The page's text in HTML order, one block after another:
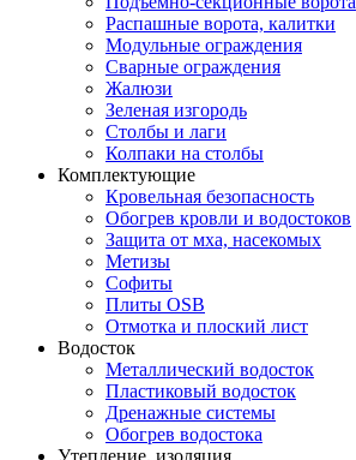
Распашные ворота, калитки
Модульные ограждения
Сварные ограждения
Жалюзи
Зеленая изгородь
Столбы и лаги
Колпаки на столбы
Комплектующие
Кровельная безопасность
Обогрев кровли и водостоков
Защита от мха, насекомых
Метизы
Софиты
Плиты OSB
Отмотка и плоский лист
Водосток
Металлический водосток
Пластиковый водосток
Дренажные системы
Обогрев водостока
Утепление, изоляция